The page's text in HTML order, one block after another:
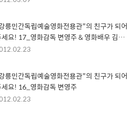
릉민간독립예술영화전용관"의 친구가 되어
요! 17_영화감독 변영주 & 영화배우 김민
릉민간독립예술영화전용관"의 친구가 되어
요! 16_영화감독 변영주